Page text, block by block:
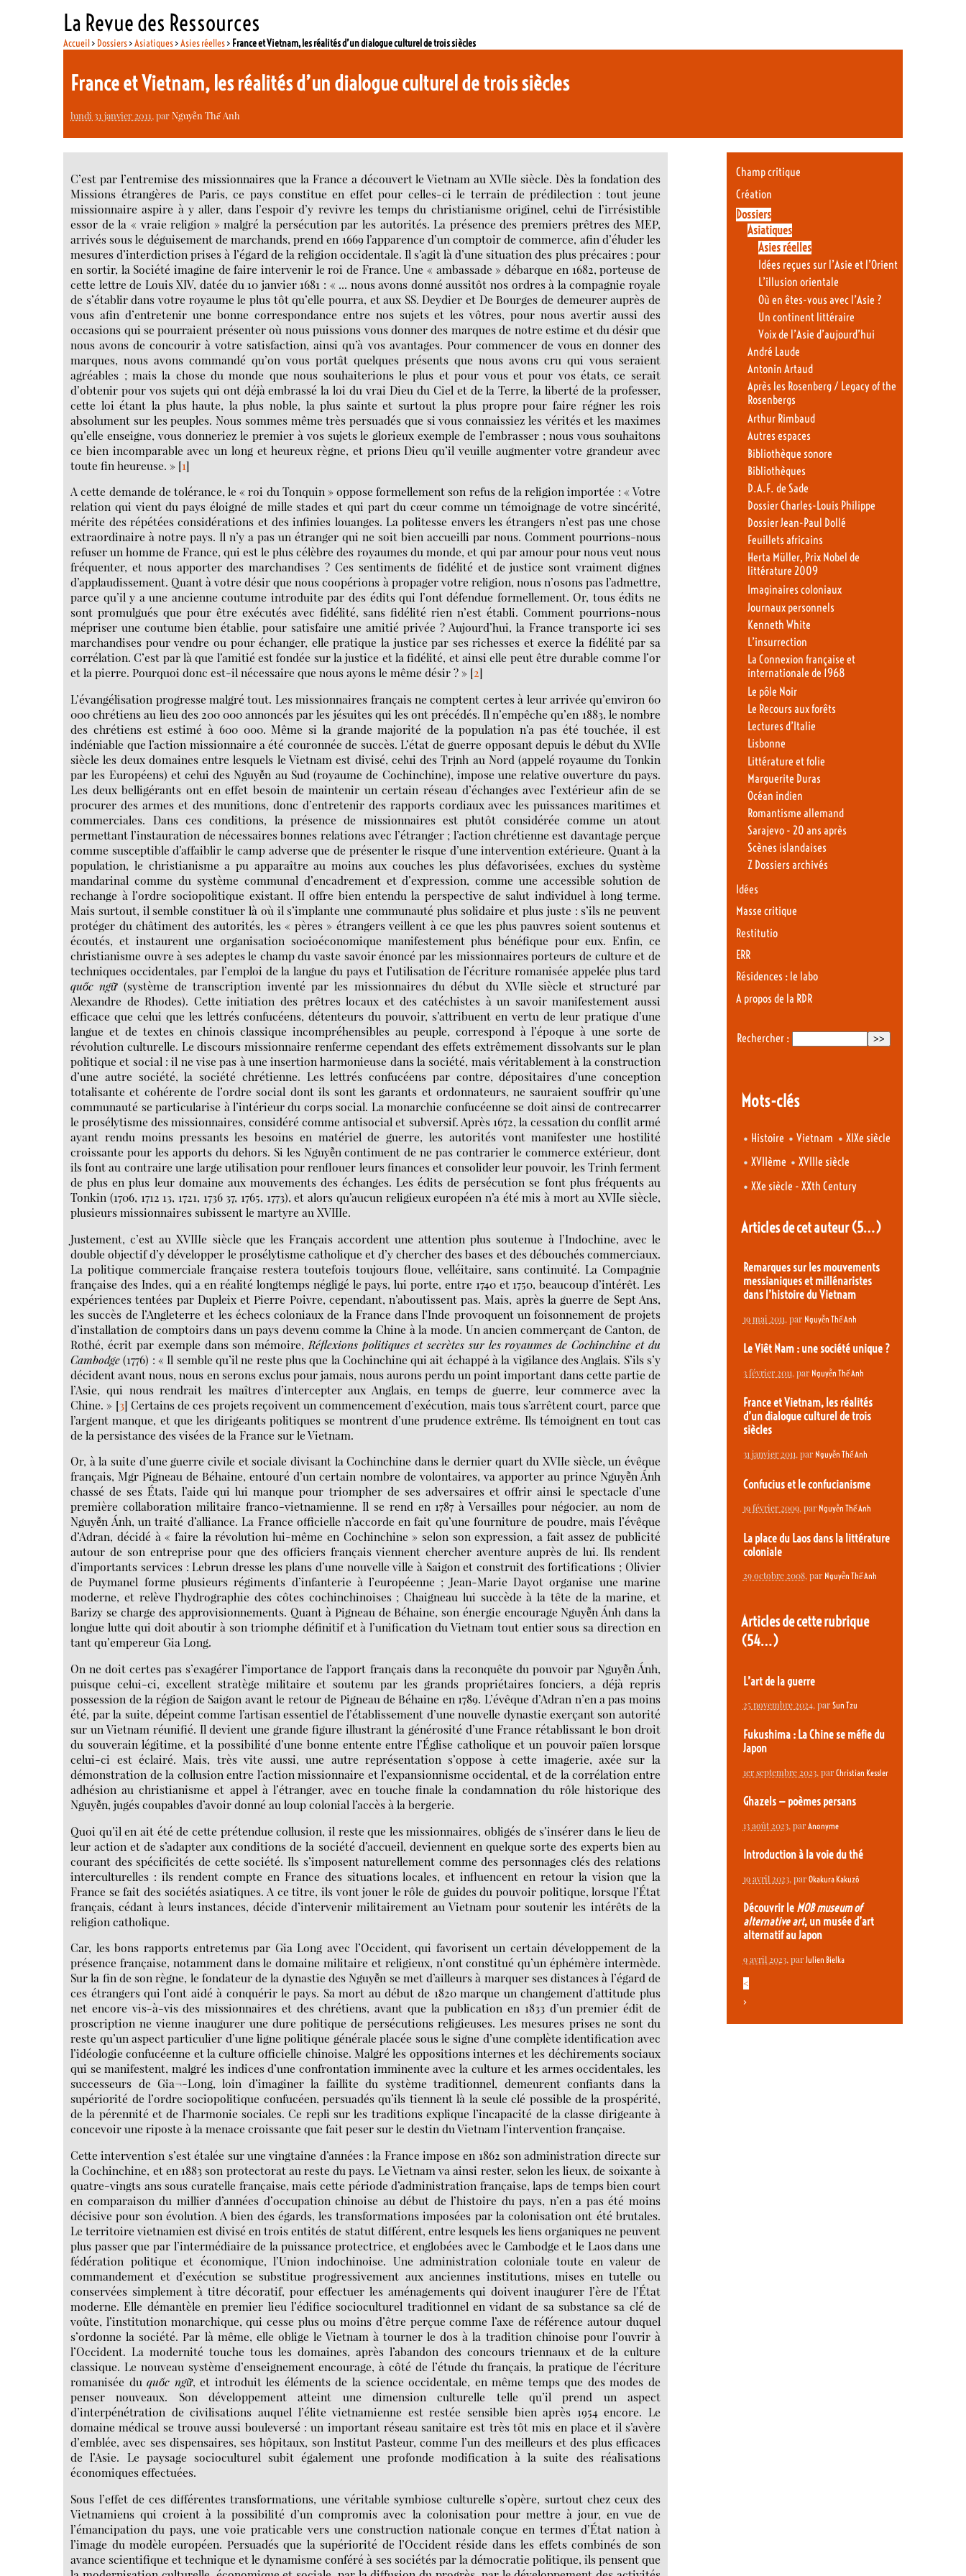
La Revue des Ressources
Accueil> Dossiers>Asiatiques>Asies réelles> France et Vietnam, les réalités d’un dialogue culturel de trois siècles
France et Vietnam, les réalités d’un dialogue culturel de trois siècles
lundi 31 janvier 2011, parNguyễn Thế Anh
C’est par l’entremise des missionnaires que la France a découvert le Vietnam au XVIIe siècle. Dès la fondation des
Missions étrangères de Paris, ce pays constitue en effet pour celles-ci le terrain de prédilection : tout jeune
missionnaire aspire à y aller, dans l’espoir d’y revivre les temps du christianisme originel, celui de l’irrésistible
essor de la « vraie religion » malgré la persécution par les autorités. La présence des premiers prêtres des MEP,
arrivés sous le déguisement de marchands, prend en 1669 l’apparence d’un comptoir de commerce, afin d’éluder les
mesures d’interdiction prises à l’égard de la religion occidentale. Il s’agit là d’une situation des plus précaires ; pour
en sortir, la Société imagine de faire intervenir le roi de France. Une « ambassade » débarque en 1682, porteuse de
cette lettre de Louis XIV, datée du 10 janvier 1681 : « ... nous avons donné aussitôt nos ordres à la compagnie royale
de s’établir dans votre royaume le plus tôt qu’elle pourra, et aux SS. Deydier et De Bourges de demeurer auprès de
vous afin d’entretenir une bonne correspondance entre nos sujets et les vôtres, pour nous avertir aussi des
occasions qui se pourraient présenter où nous puissions vous donner des marques de notre estime et du désir que
nous avons de concourir à votre satisfaction, ainsi qu’à vos avantages. Pour commencer de vous en donner des
marques, nous avons commandé qu’on vous portât quelques présents que nous avons cru qui vous seraient
agréables ; mais la chose du monde que nous souhaiterions le plus et pour vous et pour vos états, ce serait
d’obtenir pour vos sujets qui ont déjà embrassé la loi du vrai Dieu du Ciel et de la Terre, la liberté de la professer,
cette loi étant la plus haute, la plus noble, la plus sainte et surtout la plus propre pour faire régner les rois
absolument sur les peuples. Nous sommes même très persuadés que si vous connaissiez les vérités et les maximes
qu’elle enseigne, vous donneriez le premier à vos sujets le glorieux exemple de l’embrasser ; nous vous souhaitons
ce bien incomparable avec un long et heureux règne, et prions Dieu qu’il veuille augmenter votre grandeur avec
toute fin heureuse. » [1]
A cette demande de tolérance, le « roi du Tonquin » oppose formellement son refus de la religion importée : « Votre
relation qui vient du pays éloigné de mille stades et qui part du cœur comme un témoignage de votre sincérité,
mérite des répétées considérations et des infinies louanges. La politesse envers les étrangers n’est pas une chose
extraordinaire à notre pays. Il n’y a pas un étranger qui ne soit bien accueilli par nous. Comment pourrions-nous
refuser un homme de France, qui est le plus célèbre des royaumes du monde, et qui par amour pour nous veut nous
fréquenter, et nous apporter des marchandises ? Ces sentiments de fidélité et de justice sont vraiment dignes
d’applaudissement. Quant à votre désir que nous coopérions à propager votre religion, nous n’osons pas l’admettre,
parce qu’il y a une ancienne coutume introduite par des édits qui l’ont défendue formellement. Or, tous édits ne
sont promulgués que pour être exécutés avec fidélité, sans fidélité rien n’est établi. Comment pourrions-nous
mépriser une coutume bien établie, pour satisfaire une amitié privée ? Aujourd’hui, la France transporte ici ses
marchandises pour vendre ou pour échanger, elle pratique la justice par ses richesses et exerce la fidélité par sa
corrélation. C’est par là que l’amitié est fondée sur la justice et la fidélité, et ainsi elle peut être durable comme l’or
et la pierre. Pourquoi donc est-il nécessaire que nous ayons le même désir ? » [2]
L’évangélisation progresse malgré tout. Les missionnaires français ne comptent certes à leur arrivée qu’environ 60
000 chrétiens au lieu des 200 000 annoncés par les jésuites qui les ont précédés. Il n’empêche qu’en 1883, le nombre
des chrétiens est estimé à 600 000. Même si la grande majorité de la population n’a pas été touchée, il est
indéniable que l’action missionnaire a été couronnée de succès. L’état de guerre opposant depuis le début du XVIIe
siècle les deux domaines entre lesquels le Vietnam est divisé, celui des Trịnh au Nord (appelé royaume du Tonkin
par les Européens) et celui des Nguyễn au Sud (royaume de Cochinchine), impose une relative ouverture du pays.
Les deux belligérants ont en effet besoin de maintenir un certain réseau d’échanges avec l’extérieur afin de se
procurer des armes et des munitions, donc d’entretenir des rapports cordiaux avec les puissances maritimes et
commerciales. Dans ces conditions, la présence de missionnaires est plutôt considérée comme un atout
permettant l’instauration de nécessaires bonnes relations avec l’étranger ; l’action chrétienne est davantage perçue
comme susceptible d’affaiblir le camp adverse que de présenter le risque d’une intervention extérieure. Quant à la
population, le christianisme a pu apparaître au moins aux couches les plus défavorisées, exclues du système
mandarinal comme du système communal d’encadrement et d’expression, comme une accessible solution de
rechange à l’ordre sociopolitique existant. II offre bien entendu la perspective de salut individuel à long terme.
Mais surtout, il semble constituer là où il s’implante une communauté plus solidaire et plus juste : s’ils ne peuvent
protéger du châtiment des autorités, les « pères » étrangers veillent à ce que les plus pauvres soient soutenus et
écoutés, et instaurent une organisation socioéconomique manifestement plus bénéfique pour eux. Enfin, ce
christianisme ouvre à ses adeptes le champ du vaste savoir énoncé par les missionnaires porteurs de culture et de
techniques occidentales, par l’emploi de la langue du pays et l’utilisation de l’écriture romanisée appelée plus tard
quốc ngữ(système de transcription inventé par les missionnaires du début du XVIIe siècle et structuré par
Alexandre de Rhodes). Cette initiation des prêtres locaux et des catéchistes à un savoir manifestement aussi
efficace que celui que les lettrés confucéens, détenteurs du pouvoir, s’attribuent en vertu de leur pratique d’une
langue et de textes en chinois classique incompréhensibles au peuple, correspond à l’époque à une sorte de
révolution culturelle. Le discours missionnaire renferme cependant des effets extrêmement dissolvants sur le plan
politique et social : il ne vise pas à une insertion harmonieuse dans la société, mais véritablement à la construction
d’une autre société, la société chrétienne. Les lettrés confucéens par contre, dépositaires d’une conception
totalisante et cohérente de l’ordre social dont ils sont les garants et ordonnateurs, ne sauraient souffrir qu’une
communauté se particularise à l’intérieur du corps social. La monarchie confucéenne se doit ainsi de contrecarrer
le prosélytisme des missionnaires, considéré comme antisocial et subversif. Après 1672, la cessation du conflit armé
ayant rendu moins pressants les besoins en matériel de guerre, les autorités vont manifester une hostilité
croissante pour les apports du dehors. Si les Nguyễn continuent de ne pas contrarier le commerce extérieur, dont
ils font au contraire une large utilisation pour renflouer leurs finances et consolider leur pouvoir, les Trinh ferment
de plus en plus leur domaine aux mouvements des échanges. Les édits de persécution se font plus fréquents au
Tonkin (1706, 1712 13, 1721, 1736 37, 1765, 1773), et alors qu’aucun religieux européen n’a été mis à mort au XVIIe siècle,
plusieurs missionnaires subissent le martyre au XVIIIe.
Justement, c’est au XVIIIe siècle que les Français accordent une attention plus soutenue à l’Indochine, avec le
double objectif d’y développer le prosélytisme catholique et d’y chercher des bases et des débouchés commerciaux.
La politique commerciale française restera toutefois toujours floue, velléitaire, sans continuité. La Compagnie
française des Indes, qui a en réalité longtemps négligé le pays, lui porte, entre 1740 et 1750, beaucoup d’intérêt. Les
expériences tentées par Dupleix et Pierre Poivre, cependant, n’aboutissent pas. Mais, après la guerre de Sept Ans,
les succès de l’Angleterre et les échecs coloniaux de la France dans l’Inde provoquent un foisonnement de projets
d’installation de comptoirs dans un pays devenu comme la Chine à la mode. Un ancien commerçant de Canton, de
Rothé, écrit par exemple dans son mémoire, Réflexions politiques et secrètes sur les royaumes de Cochinchine et du
Cambodge(1776) : « Il semble qu’il ne reste plus que la Cochinchine qui ait échappé à la vigilance des Anglais. S’ils s’y
décident avant nous, nous en serons exclus pour jamais, nous aurons perdu un point important dans cette partie de
l’Asie, qui nous rendrait les maîtres d’intercepter aux Anglais, en temps de guerre, leur commerce avec la
Chine. » [3] Certains de ces projets reçoivent un commencement d’exécution, mais tous s’arrêtent court, parce que
l’argent manque, et que les dirigeants politiques se montrent d’une prudence extrême. Ils témoignent en tout cas
de la persistance des visées de la France sur le Vietnam.
Or, à la suite d’une guerre civile et sociale divisant la Cochinchine dans le dernier quart du XVIIe siècle, un évêque
français, Mgr Pigneau de Béhaine, entouré d’un certain nombre de volontaires, va apporter au prince Nguyễn Ánh
chassé de ses États, l’aide qui lui manque pour triompher de ses adversaires et offrir ainsi le spectacle d’une
première collaboration militaire franco-vietnamienne. Il se rend en 1787 à Versailles pour négocier, au nom de
Nguyễn Ánh, un traité d’alliance. La France officielle n’accorde en fait qu’une fourniture de poudre, mais l’évêque
d’Adran, décidé à « faire la révolution lui-même en Cochinchine » selon son expression, a fait assez de publicité
autour de son entreprise pour que des officiers français viennent chercher aventure auprès de lui. Ils rendent
d’importants services : Lebrun dresse les plans d’une nouvelle ville à Saigon et construit des fortifications ; Olivier
de Puymanel forme plusieurs régiments d’infanterie à l’européenne ; Jean-Marie Dayot organise une marine
moderne, et relève l’hydrographie des côtes cochinchinoises ; Chaigneau lui succède à la tête de la marine, et
Barizy se charge des approvisionnements. Quant à Pigneau de Béhaine, son énergie encourage Nguyễn Ánh dans la
longue lutte qui doit aboutir à son triomphe définitif et à l’unification du Vietnam tout entier sous sa direction en
tant qu’empereur Gia Long.
On ne doit certes pas s’exagérer l’importance de l’apport français dans la reconquête du pouvoir par Nguyễn Ánh,
puisque celui-ci, excellent stratège militaire et soutenu par les grands propriétaires fonciers, a déjà repris
possession de la région de Saigon avant le retour de Pigneau de Béhaine en 1789. L’évêque d’Adran n’en a pas moins
été, par la suite, dépeint comme l’artisan essentiel de l’établissement d’une nouvelle dynastie exerçant son autorité
sur un Vietnam réunifié. Il devient une grande figure illustrant la générosité d’une France rétablissant le bon droit
du souverain légitime, et la possibilité d’une bonne entente entre l’Église catholique et un pouvoir païen lorsque
celui-ci est éclairé. Mais, très vite aussi, une autre représentation s’oppose à cette imagerie, axée sur la
démonstration de la collusion entre l’action missionnaire et l’expansionnisme occidental, et de la corrélation entre
adhésion au christianisme et appel à l’étranger, avec en touche finale la condamnation du rôle historique des
Nguyễn, jugés coupables d’avoir donné au loup colonial l’accès à la bergerie.
Quoi qu’il en ait été de cette prétendue collusion, il reste que les missionnaires, obligés de s’insérer dans le lieu de
leur action et de s’adapter aux conditions de la société d’accueil, deviennent en quelque sorte des experts bien au
courant des spécificités de cette société. Ils s’imposent naturellement comme des personnages clés des relations
interculturelles : ils rendent compte en France des situations locales, et influencent en retour la vision que la
France se fait des sociétés asiatiques. A ce titre, ils vont jouer le rôle de guides du pouvoir politique, lorsque l’État
français, cédant à leurs instances, décide d’intervenir militairement au Vietnam pour soutenir les intérêts de la
religion catholique.
Car, les bons rapports entretenus par Gia Long avec l’Occident, qui favorisent un certain développement de la
présence française, notamment dans le domaine militaire et religieux, n’ont constitué qu’un éphémère intermède.
Sur la fin de son règne, le fondateur de la dynastie des Nguyễn se met d’ailleurs à marquer ses distances à l’égard de
ces étrangers qui l’ont aidé à conquérir le pays. Sa mort au début de 1820 marque un changement d’attitude plus
net encore vis-à-vis des missionnaires et des chrétiens, avant que la publication en 1833 d’un premier édit de
proscription ne vienne inaugurer une dure politique de persécutions religieuses. Les mesures prises ne sont du
reste qu’un aspect particulier d’une ligne politique générale placée sous le signe d’une complète identification avec
l’idéologie confucéenne et la culture officielle chinoise. Malgré les oppositions internes et les déchirements sociaux
qui se manifestent, malgré les indices d’une confrontation imminente avec la culture et les armes occidentales, les
successeurs de Gia¬-Long, loin d’imaginer la faillite du système traditionnel, demeurent confiants dans la
supériorité de l’ordre sociopolitique confucéen, persuadés qu’ils tiennent là la seule clé possible de la prospérité,
de la pérennité et de l’harmonie sociales. Ce repli sur les traditions explique l’incapacité de la classe dirigeante à
concevoir une riposte à la menace croissante que fait peser sur le destin du Vietnam l’intervention française.
Cette intervention s’est étalée sur une vingtaine d’années : la France impose en 1862 son administration directe sur
la Cochinchine, et en 1883 son protectorat au reste du pays. Le Vietnam va ainsi rester, selon les lieux, de soixante à
quatre-vingts ans sous curatelle française, mais cette période d’administration française, laps de temps bien court
en comparaison du millier d’années d’occupation chinoise au début de l’histoire du pays, n’en a pas été moins
décisive pour son évolution. A bien des égards, les transformations imposées par la colonisation ont été brutales.
Le territoire vietnamien est divisé en trois entités de statut différent, entre lesquels les liens organiques ne peuvent
plus passer que par l’intermédiaire de la puissance protectrice, et englobées avec le Cambodge et le Laos dans une
fédération politique et économique, l’Union indochinoise. Une administration coloniale toute en valeur de
commandement et d’exécution se substitue progressivement aux anciennes institutions, mises en tutelle ou
conservées simplement à titre décoratif, pour effectuer les aménagements qui doivent inaugurer l’ère de l’État
moderne. Elle démantèle en premier lieu l’édifice socioculturel traditionnel en vidant de sa substance sa clé de
voûte, l’institution monarchique, qui cesse plus ou moins d’être perçue comme l’axe de référence autour duquel
s’ordonne la société. Par là même, elle oblige le Vietnam à tourner le dos à la tradition chinoise pour l’ouvrir à
l’Occident. La modernité touche tous les domaines, après l’abandon des concours triennaux et de la culture
classique. Le nouveau système d’enseignement encourage, à côté de l’étude du français, la pratique de l’écriture
romanisée duquốc ngữ, et introduit les éléments de la science occidentale, en même temps que des modes de
penser nouveaux. Son développement atteint une dimension culturelle telle qu’il prend un aspect
d’interpénétration de civilisations auquel l’élite vietnamienne est restée sensible bien après 1954 encore. Le
domaine médical se trouve aussi bouleversé : un important réseau sanitaire est très tôt mis en place et il s’avère
d’emblée, avec ses dispensaires, ses hôpitaux, son Institut Pasteur, comme l’un des meilleurs et des plus efficaces
de l’Asie. Le paysage socioculturel subit également une profonde modification à la suite des réalisations
économiques effectuées.
Sous l’effet de ces différentes transformations, une véritable symbiose culturelle s’opère, surtout chez ceux des
Vietnamiens qui croient à la possibilité d’un compromis avec la colonisation pour mettre à jour, en vue de
l’émancipation du pays, une voie praticable vers une construction nationale conçue en termes d’État nation à
l’image du modèle européen. Persuadés que la supériorité de l’Occident réside dans les effets combinés de son
avance scientifique et technique et le dynamisme conféré à ses sociétés par la démocratie politique, ils pensent que
Champ critique
Création
Dossiers
Asiatiques
Asies réelles
Idées reçues sur l’Asie et l’Orient
L’illusion orientale
Où en êtes-vous avec l’Asie ?
Un continent littéraire
Voix de l’Asie d’aujourd’hui
André Laude
Antonin Artaud
Après les Rosenberg / Legacy of the
Rosenbergs
Arthur Rimbaud
Autres espaces
Bibliothèque sonore
Bibliothèques
D.A.F. de Sade
Dossier Charles-Louis Philippe
Dossier Jean-Paul Dollé
Feuillets africains
Herta Müller, Prix Nobel de
littérature 2009
Imaginaires coloniaux
Journaux personnels
Kenneth White
L’insurrection
La Connexion française et
internationale de 1968
Le pôle Noir
Le Recours aux forêts
Lectures d’Italie
Lisbonne
Littérature et folie
Marguerite Duras
Océan indien
Romantisme allemand
Sarajevo - 20 ans après
Scènes islandaises
Z Dossiers archivés
Idées
Masse critique
Restitutio
ERR
Résidences : le labo
A propos de la RDR
Rechercher :
Mots-clés
• Histoire •Vietnam • XIXe siècle
• XVIIème •XVIIIe siècle
• XXe siècle - XXth Century
Articles de cet auteur(5…)
Remarques sur les mouvements
messianiques et millénaristes
dans l’histoire du Vietnam
19 mai 2011, par Nguyễn Thế Anh
Le Viêt Nam : une société unique ?
3 février 2011, par Nguyễn Thế Anh
France et Vietnam, les réalités
d’un dialogue culturel de trois
siècles
31 janvier 2011, par Nguyễn Thế Anh
Confucius et le confucianisme
19 février 2009, par Nguyễn Thế Anh
La place du Laos dans la littérature
coloniale
29 octobre 2008, par Nguyễn Thế Anh
Articles de cette rubrique
(54…)
L’art de la guerre
25 novembre 2024, par Sun Tzu
Fukushima : La Chine se méfie du
Japon
1er septembre 2023, par Christian Kessler
Ghazels — poèmes persans
13 août 2023, par Anonyme
Introduction à la voie du thé
19 avril 2023, par Okakura Kakuzô
Découvrir le MOB museum of
alternative art, un musée d’art
alternatif au Japon
9 avril 2023, par Julien Bielka
<
>